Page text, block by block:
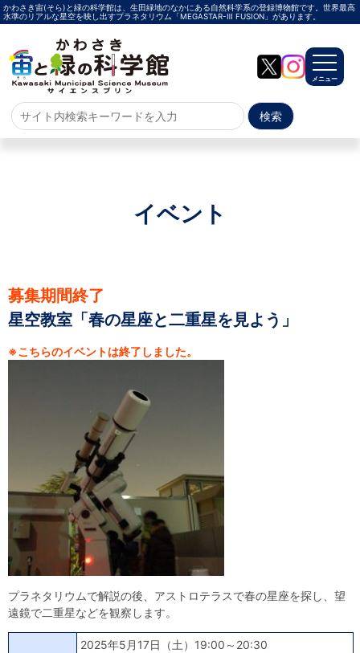
かわさき宙(そら)と緑の科学館は、生田緑地のなかにある自然科学系の登録博物館です。世界最高
水準のリアルな星空を映し出すプラネタリウム「MEGASTAR-Ⅲ FUSION」があります。
メニュー
ホーム
メガスターご紹介
投影メニュー
投影時間・料金
プラネタリウム解説員
イベント
当日参加
事前申込
その他
施設案内
開館時間・プラネタリウム投影時間・観覧料
科学館資料の特別利用料
幼稚園・保育園団体
かわさき星空ウォッチング
出前科学実験教室
プラネタリウム一般団体貸切利用「星空自由空間」
基本理念
沿革
計画・年報・評価・議事録
青少年科学館運営基本計画
年報
事業評価
議事録
研究資料
研究の紹介
川崎市自然環境調査報告
図録
紀要
年報
出版物
生田緑地の植物
お問い合わせ
よくある質問
日本語
イベント
募集期間終了
星空教室「春の星座と二重星を見よう」
※こちらのイベントは終了しました。
プラネタリウムで解説の後、アストロテラスで春の星座を探し、望
遠鏡で二重星などを観察します。
2025年5月17日（土）19:00～20:30